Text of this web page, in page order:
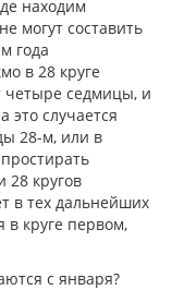
находим
могут составить
года
в 28 круге
четыре седмицы, и
это случается
28-м, или в
28 кругов
в тех дальнейших
в круге первом,
с января?